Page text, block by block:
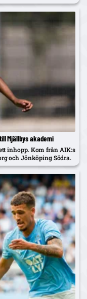
Mjällbys akademi
inhopp. Kom från AIK:s
och Jönköping Södra.